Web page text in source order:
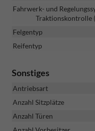
Fahrwerk- und
Traktionskontrolle
Felgentyp
Reifentyp
Sonstiges
Antriebsart
Anzahl Sitzplätze
Anzahl Türen